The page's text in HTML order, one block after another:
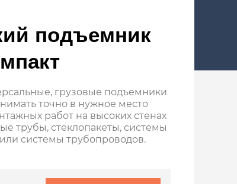
подъемник
грузовые подъемники
точно в нужное место
работ на высоких стенах
трубы, стеклопакеты, системы
системы трубопроводов.